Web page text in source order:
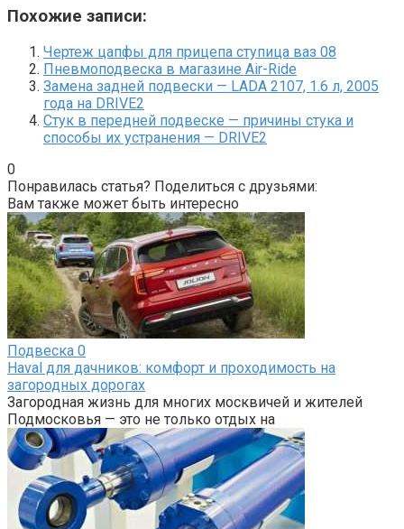
Похожие записи:
Чертеж цапфы для прицепа ступица ваз 08
Пневмоподвеска в магазине Air-Ride
Замена задней подвески — LADA 2107, 1.6 л, 2005
года на DRIVE2
Стук в передней подвеске — причины стука и
способы их устранения — DRIVE2
0
Понравилась статья? Поделиться с друзьями:
Вам также может быть интересно
Подвеска 0
Haval для дачников: комфорт и проходимость на
загородных дорогах
Загородная жизнь для многих москвичей и жителей
Подмосковья — это не только отдых на